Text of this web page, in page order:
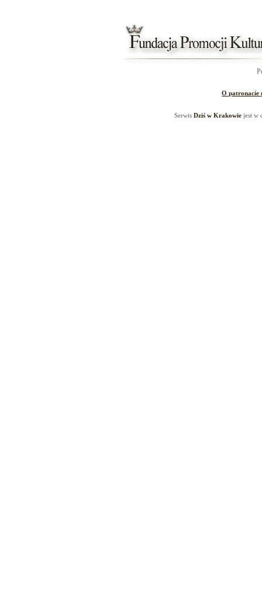
O patronacie
SerwisDziś w Krakowie jest w